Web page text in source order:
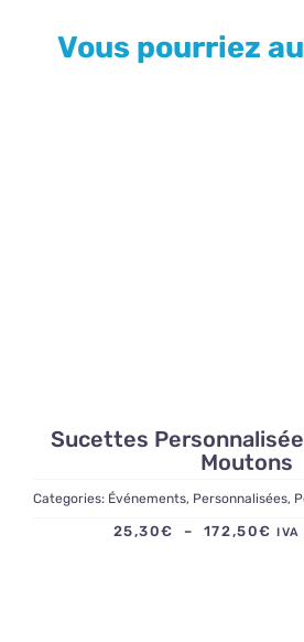
Vous pourriez
Sucettes
Moutons
Categories: Événements, Personnalisées,
25,30€ – 172,50€